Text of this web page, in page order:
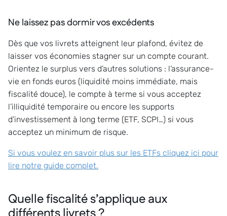
Ne laissez pas dormir vos excédents
Dès que vos livrets atteignent leur plafond, évitez de
laisser vos économies stagner sur un compte courant.
Orientez le surplus vers d’autres solutions : l’assurance-
vie en fonds euros (liquidité moins immédiate, mais
fiscalité douce), le compte à terme si vous acceptez
l’illiquidité temporaire ou encore les supports
d’investissement à long terme (ETF, SCPI…) si vous
acceptez un minimum de risque.
Si vous voulez en savoir plus sur les ETFs cliquez ici pour
lire notre guide complet.
Quelle fiscalité s’applique aux